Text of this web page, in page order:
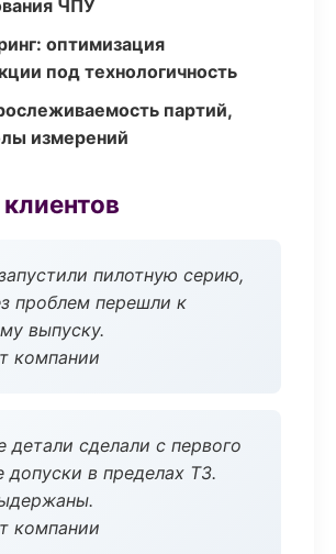
ЧПУ
оптимизация
под технологичность
партий,
измерений
пилотную серию,
проблем перешли к
выпуску.
компании
сделали с первого
допуски в пределах ТЗ.
компании